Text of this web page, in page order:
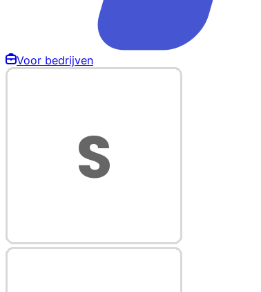
Voor bedrijven